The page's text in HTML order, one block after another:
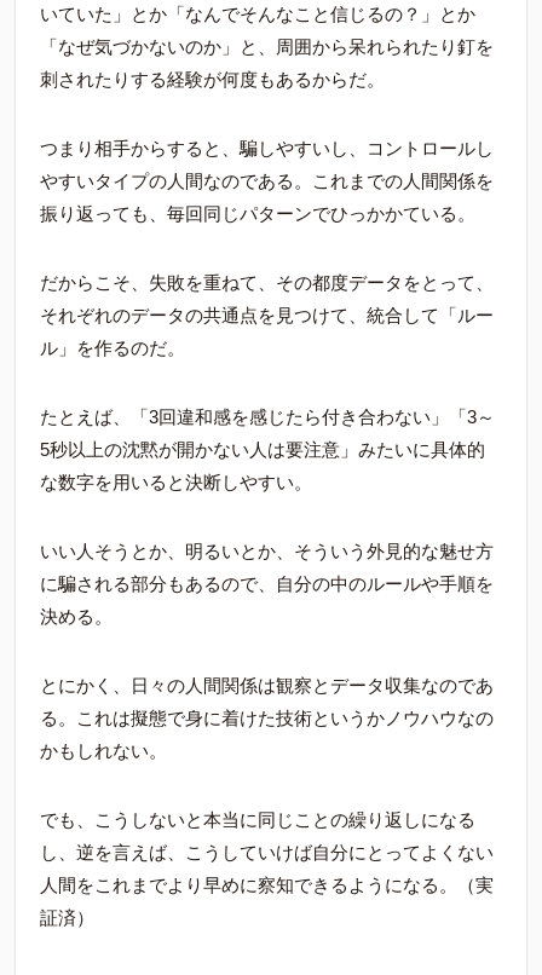
いていた」とか「なんでそんなこと信じるの？」とか
「なぜ気づかないのか」と、周囲から呆れられたり釘を
刺されたりする経験が何度もあるからだ。
つまり相手からすると、騙しやすいし、コントロールし
やすいタイプの人間なのである。これまでの人間関係を
振り返っても、毎回同じパターンでひっかかている。
だからこそ、失敗を重ねて、その都度データをとって、
それぞれのデータの共通点を見つけて、統合して「ルー
ル」を作るのだ。
たとえば、「3回違和感を感じたら付き合わない」「3～
5秒以上の沈黙が開かない人は要注意」みたいに具体的
な数字を用いると決断しやすい。
いい人そうとか、明るいとか、そういう外見的な魅せ方
に騙される部分もあるので、自分の中のルールや手順を
決める。
とにかく、日々の人間関係は観察とデータ収集なのであ
る。これは擬態で身に着けた技術というかノウハウなの
かもしれない。
でも、こうしないと本当に同じことの繰り返しになる
し、逆を言えば、こうしていけば自分にとってよくない
人間をこれまでより早めに察知できるようになる。（実
証済）